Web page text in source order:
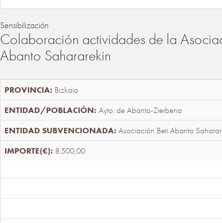
Sensibilización
Colaboración actividades de la
Abanto Sahararekin
Bizkaia
Ayto. de Abanto-Zierbena
Asociación Beti Abanto
8.500,00